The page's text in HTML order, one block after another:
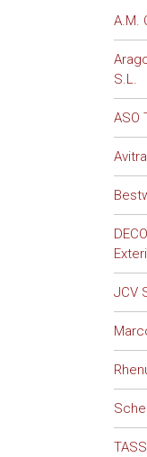
A.M.
S.L.
ASO
JCV